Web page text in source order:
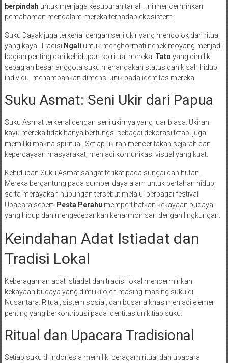
berpindah untuk menjaga kesuburan tanah. Ini mencerminkan
pemahaman mendalam mereka terhadap ekosistem.
Suku Dayak juga terkenal dengan seni ukir yang mencolok dan ritual
yang kaya. Tradisi Ngali untuk menghormati nenek moyang menjadi
bagian penting dari kehidupan spiritual mereka. Tato yang dimiliki
sebagian besar anggota suku menandakan status dan kisah hidup
individu, menambahkan dimensi unik pada identitas mereka.
Suku Asmat: Seni Ukir dari Papua
Suku Asmat terkenal dengan seni ukirnya yang luar biasa. Ukiran
kayu mereka tidak hanya berfungsi sebagai dekorasi tetapi juga
memiliki makna spiritual. Setiap ukiran menceritakan sejarah dan
kepercayaan masyarakat, menjadi komunikasi visual yang kuat.
Kehidupan Suku Asmat sangat terikat pada sungai dan hutan.
Mereka bergantung pada sumber daya alam untuk bertahan hidup,
serta merayakan hubungan tersebut melalui berbagai festival.
Upacara seperti Pesta Perahu memperlihatkan kekayaan budaya
yang hidup dan mengedepankan keharmonisan dengan lingkungan.
Keindahan Adat Istiadat dan
Tradisi Lokal
Keberagaman adat istiadat dan tradisi lokal mencerminkan
kekayaan budaya yang dimiliki oleh masing-masing suku di
Nusantara. Ritual, sistem sosial, dan busana khas menjadi elemen
penting yang berkontribusi pada identitas unik tiap suku.
Ritual dan Upacara Tradisional
Setiap suku di Indonesia memiliki beragam ritual dan upacara